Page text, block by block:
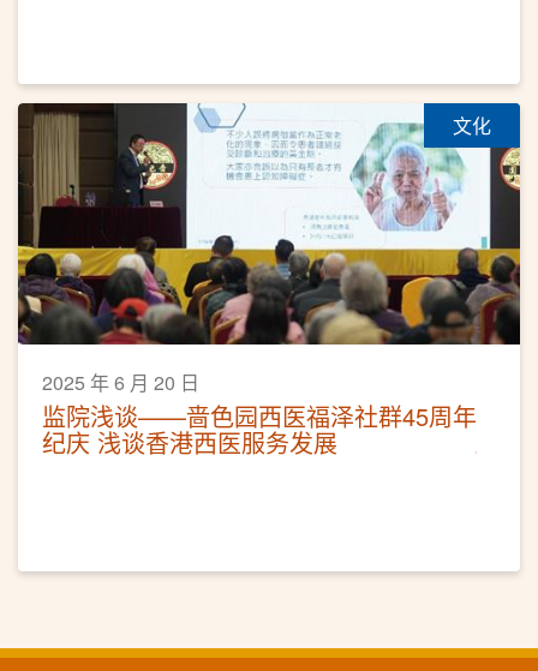
文化
2025 年 6 月 20 日
监院浅谈——啬色园西医福泽社群45周年
纪庆 浅谈香港西医服务发展